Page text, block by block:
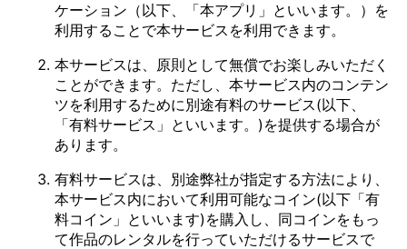
ケーション（以下、「本アプリ」といいます。）を
利用することで本サービスを利用できます。
本サービスは、原則として無償でお楽しみいただく
ことができます。ただし、本サービス内のコンテン
ツを利用するために別途有料のサービス(以下、
「有料サービス」といいます。)を提供する場合が
あります。
有料サービスは、別途弊社が指定する方法により、
本サービス内において利用可能なコイン(以下「有
料コイン」といいます)を購入し、同コインをもっ
て作品のレンタルを行っていただけるサービスで